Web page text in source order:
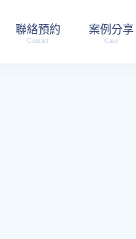
聯絡預約
Contact
案例分享
Case